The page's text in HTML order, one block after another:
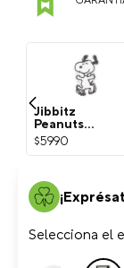
Jibbitz
Peanuts
Snoopy
Blanco Crocs
$5990
Selecciona el